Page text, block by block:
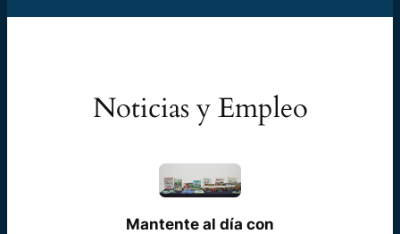
Noticias y Empleo
Mantente al día con